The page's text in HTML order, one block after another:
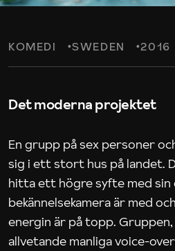
KOMEDI SWEDEN 2016
Det moderna projektet
En grupp på sex personer
sig i ett stort hus på landet.
hitta ett högre syfte med sin
bekännelsekamera är med
energin är på topp.
allvetande manliga voice-